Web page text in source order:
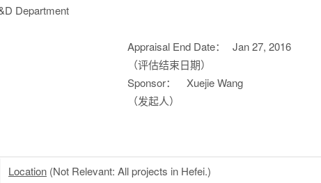
Department
Appraisal End Date：
（评估结束日期）
Jan 27, 2016
Sponsor：
（发起人）
Xuejie Wang
Location (Not Relevant: All projects in Hefei.)